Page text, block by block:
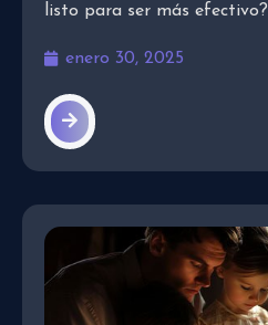
listo para ser más efectivo?
enero 30, 2025